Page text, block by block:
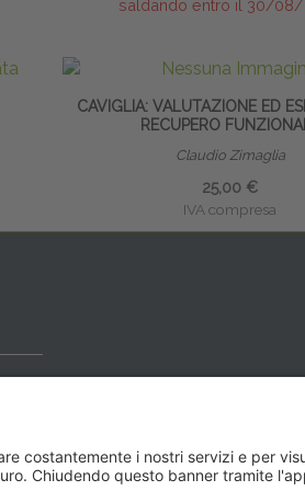
saldando entro il 30/08/
CAVIGLIA: VALUTAZIONE ED
RECUPERO
Claudio Zimaglia
25,00 €
IVA compresa